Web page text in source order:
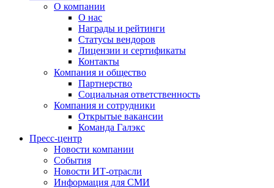
О компании
О нас
Награды и рейтинги
Статусы вендоров
Лицензии и сертификаты
Контакты
Компания и общество
Партнерство
Социальная ответственность
Компания и сотрудники
Открытые вакансии
Команда Галэкс
Пресс-центр
Новости компании
События
Новости ИТ-отрасли
Информация для СМИ